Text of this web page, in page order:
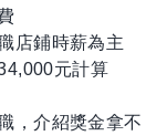
店鋪時薪為主
元計算
，介紹獎金拿不